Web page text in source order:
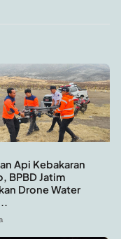
Api Kebakaran
BPBD Jatim
Drone Water